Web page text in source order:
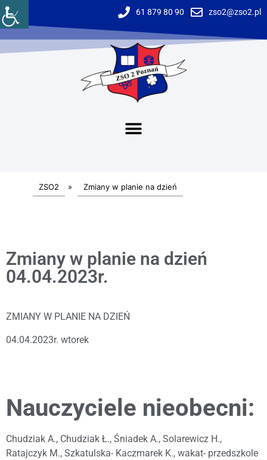
61 879 80 90 zso2@zso2.pl
ZSO2 » Zmiany w planie na dzień
Zmiany w planie na dzień
04.04.2023r.
ZMIANY W PLANIE NA DZIEŃ
04.04.2023r. wtorek
Nauczyciele nieobecni:
Chudziak A., Chudziak Ł., Śniadek A., Solarewicz H.,
Ratajczyk M., Szkatulska- Kaczmarek K., wakat- przedszkole